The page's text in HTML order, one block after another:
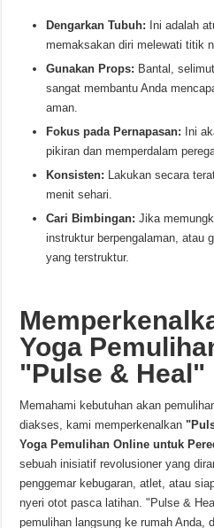
Dengarkan Tubuh: Ini adalah
memaksakan diri melewati titik
Gunakan Props: Bantal,
sangat membantu Anda
aman.
Fokus pada Pernapasan: Ini
pikiran dan memperdalam
Konsisten: Lakukan secara
menit sehari.
Cari Bimbingan: Jika
instruktur berpengalaman, atau
yang terstruktur.
Yoga
"Pulse & Heal"
Memahami kebutuhan akan
diakses, kami memperkenalkan
Yoga Pemulihan Online untuk
sebuah inisiatif revolusioner yang
penggemar kebugaran, atlet, atau
nyeri otot pasca latihan. "Pulse &
pemulihan langsung ke rumah Anda,